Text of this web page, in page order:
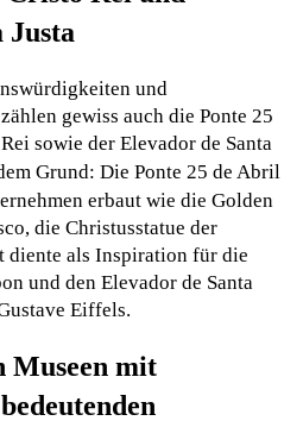
Justa
und
gewiss auch die Ponte 25
sowie der Elevador de Santa
Grund: Die Ponte 25 de Abril
erbaut wie die Golden
die Christusstatue der
diente als Inspiration für die
und den Elevador de Santa
Eiffels.
Museen mit